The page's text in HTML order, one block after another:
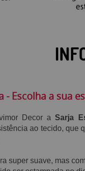
- Escolha a sua
Decor aSarja
ao tecido, que
super suave, mas